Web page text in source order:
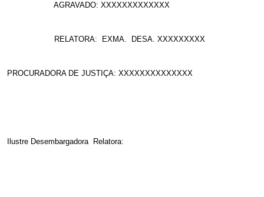
AGRAVADO: XXXXXXXXXXXXX
RELATORA: EXMA. DESA. XXXXXXXXX
PROCURADORA DE JUSTIÇA: XXXXXXXXXXXXXX
Ilustre Desembargadora Relatora: